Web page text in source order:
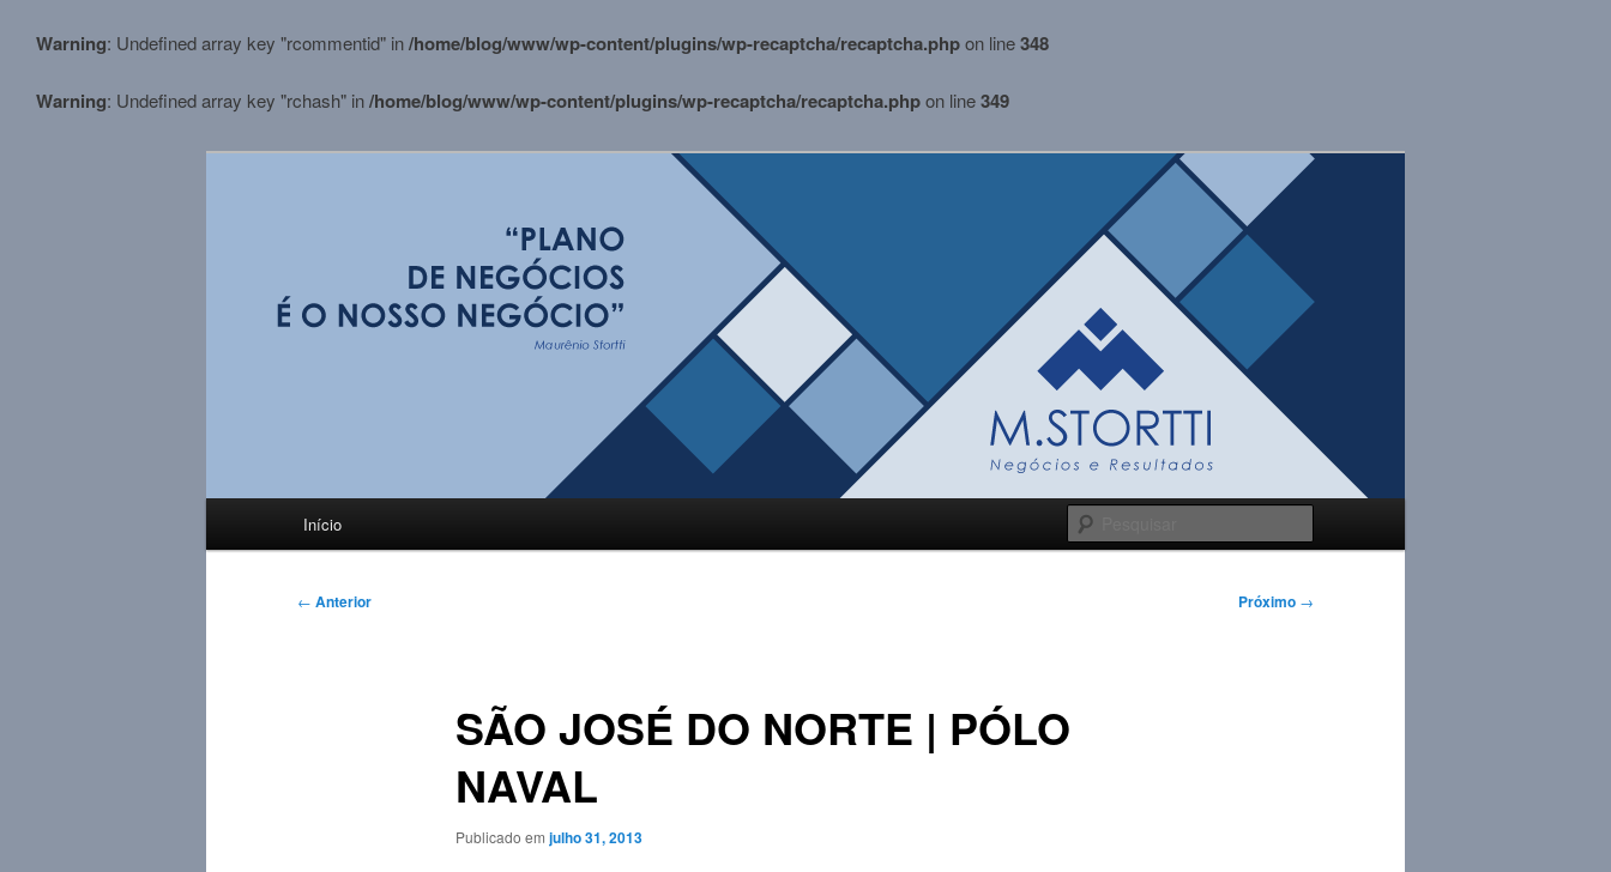
Warning: Undefined array key "rcommentid" in/home/blog/www/wp-content/plugins/wp-recaptcha/recaptcha.phpon line348
Warning: Undefined array key "rchash" in/home/blog/www/wp-content/plugins/wp-recaptcha/recaptcha.phpon line349
BLOG M.Stortti
Início
Navegação
← Anterior Próximo →
SÃO JOSÉ DO NORTE | PÓLO
NAVAL
Publicado em julho 31, 2013